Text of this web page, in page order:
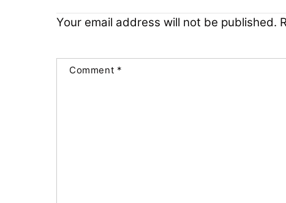
Your email address will not be published.
Comment *